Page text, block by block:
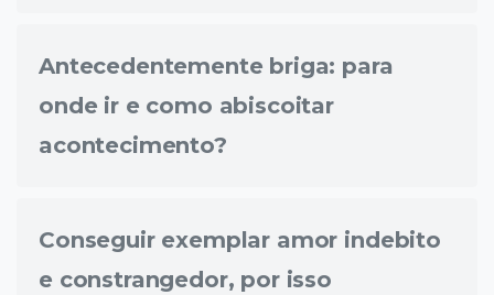
Antecedentemente briga: para
onde ir e como abiscoitar
acontecimento?
Conseguir exemplar amor indebito
e constrangedor, por isso